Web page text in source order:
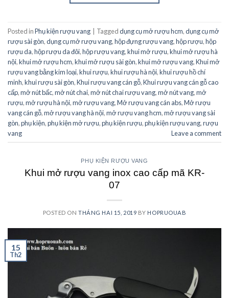
Posted inPhụ kiện rượu vang Taggeddụng cụ mở rượu hcm,dụng cụ mở
rượu sài gòn,dụng cụ mở rượu vang,hộp đựng rượu vang,hộp rượu,hộp
rượu da,hộp rượu da đôi,hộp rượu vang,khui mở rượu,khui mở rượu hà
nội,khui mở rượu hcm,khui mở rượu sài gòn,khui mở rượu vang,Khui mở
rượu vang bằng kim loại,khui rượu,khui rượu hà nội,khui rượu hồ chí
minh,khui rượu sài gòn,Khui rượu vang cán gỗ,Khui rượu vang cán gỗ cao
cấp,mở nút bấc,mở nút chai,mở nút chai rượu vang,mở nút vang,mở
rượu,mở rượu hà nội,mở rượu vang,Mở rượu vang cán abs,Mở rượu
vang cán gỗ,mở rượu vang hà nội,mở rượu vang hcm,mở rượu vang sài
gòn,phụ kiện,phụ kiện mở rượu,phụ kiện rượu,phụ kiện rượu vang,rượu
vang
Leave a comment
PHỤ KIỆN RƯỢU VANG
Khui mở rượu vang inox cao cấp mã KR-
07
POSTED ONTHÁNG HAI 15, 2019 BY HOPRUOUAB
15
Th2